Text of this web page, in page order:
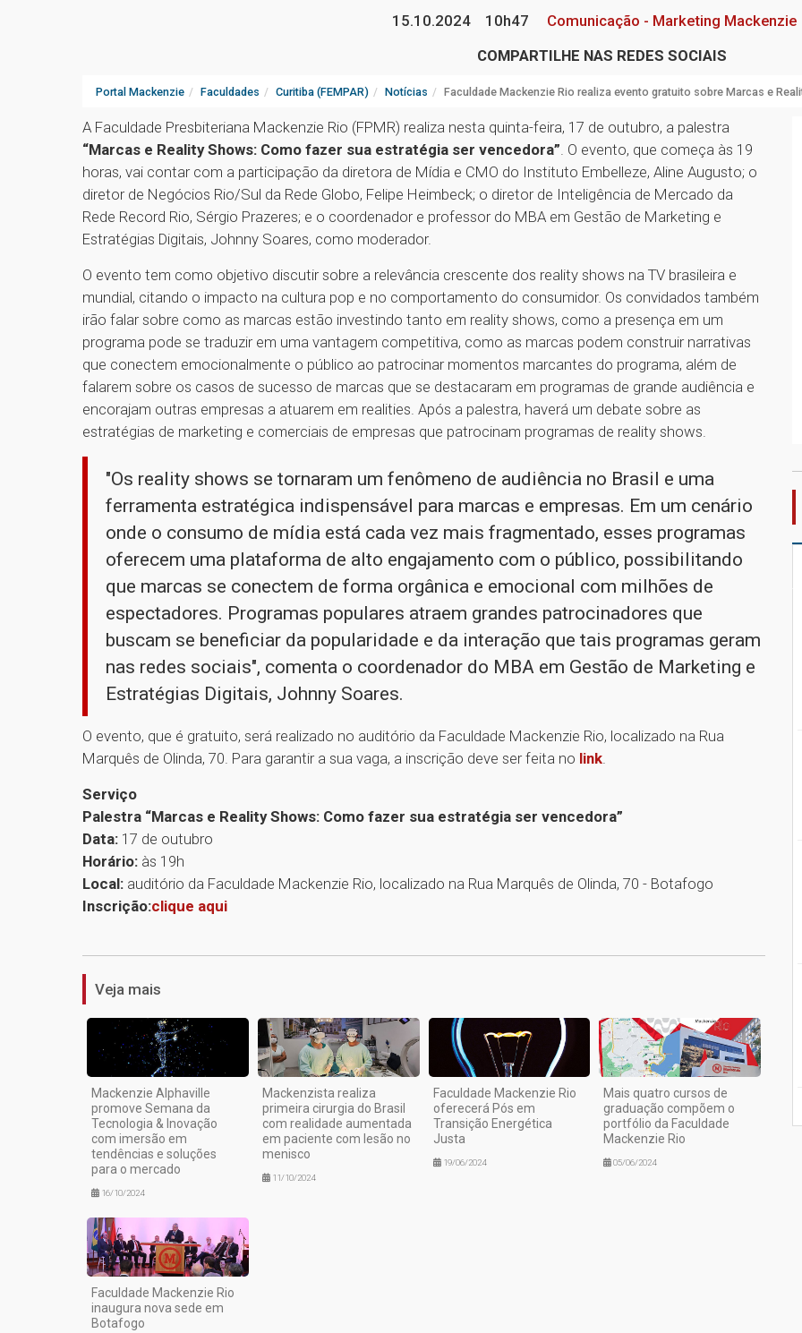
15.10.2024 10h47
Comunicação - Marketing Mackenzie
COMPARTILHE NAS REDES SOCIAIS
Portal Mackenzie Faculdades Curitiba (FEMPAR) Notícias Faculdade Mackenzie Rio realiza evento gratuito sobre Marcas e
A Faculdade Presbiteriana Mackenzie Rio (FPMR) realiza nesta quinta-feira, 17 de outubro, a palestra
“Marcas e Reality Shows: Como fazer sua estratégia ser vencedora”. O evento, que começa às 19
horas, vai contar com a participação da diretora de Mídia e CMO do Instituto Embelleze, Aline Augusto; o
diretor de Negócios Rio/Sul da Rede Globo, Felipe Heimbeck; o diretor de Inteligência de Mercado da
Rede Record Rio, Sérgio Prazeres; e o coordenador e professor do MBA em Gestão de Marketing e
Estratégias Digitais, Johnny Soares, como moderador.
O evento tem como objetivo discutir sobre a relevância crescente dos reality shows na TV brasileira e
mundial, citando o impacto na cultura pop e no comportamento do consumidor. Os convidados também
irão falar sobre como as marcas estão investindo tanto em reality shows, como a presença em um
programa pode se traduzir em uma vantagem competitiva, como as marcas podem construir narrativas
que conectem emocionalmente o público ao patrocinar momentos marcantes do programa, além de
falarem sobre os casos de sucesso de marcas que se destacaram em programas de grande audiência e
encorajam outras empresas a atuarem em realities. Após a palestra, haverá um debate sobre as
estratégias de marketing e comerciais de empresas que patrocinam programas de reality shows.
"Os reality shows se tornaram um fenômeno de audiência no Brasil e uma
ferramenta estratégica indispensável para marcas e empresas. Em um cenário
onde o consumo de mídia está cada vez mais fragmentado, esses programas
oferecem uma plataforma de alto engajamento com o público, possibilitando
que marcas se conectem de forma orgânica e emocional com milhões de
espectadores. Programas populares atraem grandes patrocinadores que
buscam se beneficiar da popularidade e da interação que tais programas geram
nas redes sociais", comenta o coordenador do MBA em Gestão de Marketing e
Estratégias Digitais, Johnny Soares.
O evento, que é gratuito, será realizado no auditório da Faculdade Mackenzie Rio, localizado na Rua
Marquês de Olinda, 70. Para garantir a sua vaga, a inscrição deve ser feita no link.
Serviço
Palestra “Marcas e Reality Shows: Como fazer sua estratégia ser vencedora”
Data: 17 de outubro
Horário: às 19h
Local: auditório da Faculdade Mackenzie Rio, localizado na Rua Marquês de Olinda, 70 - Botafogo
Inscrição:clique aqui
Veja mais
Mackenzie Alphaville
promove Semana da
Tecnologia & Inovação
com imersão em
tendências e soluções
para o mercado
16/10/2024
Mackenzista realiza
primeira cirurgia do Brasil
com realidade aumentada
em paciente com lesão no
menisco
11/10/2024
Faculdade Mackenzie Rio
oferecerá Pós em
Transição Energética
Justa
19/06/2024
Mais quatro cursos de
graduação compõem o
portfólio da Faculdade
Mackenzie Rio
05/06/2024
Faculdade Mackenzie Rio
inaugura nova sede em
Botafogo